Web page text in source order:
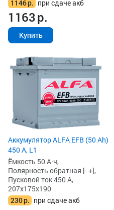
1146р. при сдаче акб
1163р.
Купить
Аккумулятор ALFA EFB (50 Ah)
450 А, L1
Ёмкость 50 А·ч,
Полярность обратная [- +],
Пусковой ток 450 А,
207x175x190
230р. при сдаче акб